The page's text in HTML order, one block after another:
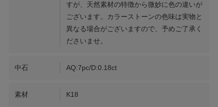
すが、天然素材の特徴から微妙に色の違いが
ございます。カラーストーンの色味は実物と
異なる場合がございますので、予めご了承く
ださいませ。
中石 AQ:7pc/D:0.18ct
素材 K18